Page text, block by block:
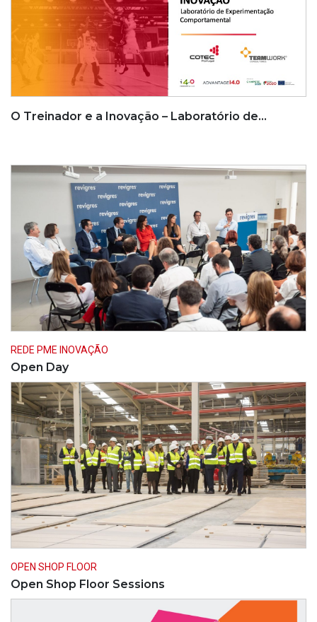
O Treinador e a Inovação – Laboratório de…
REDE PME INOVAÇÃO
Open Day
OPEN SHOP FLOOR
Open Shop Floor Sessions